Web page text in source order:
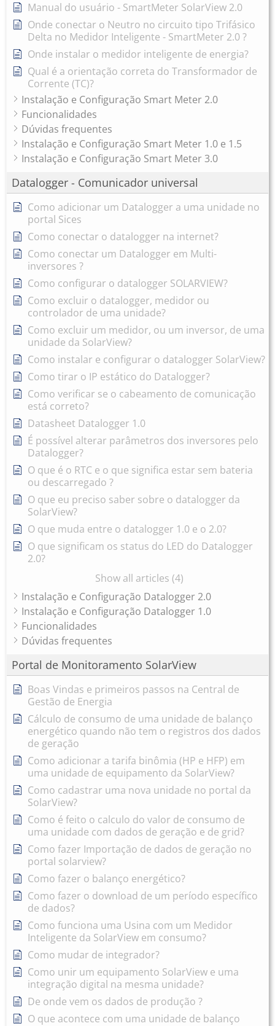
Manual do usuário - SmartMeter SolarView 2.0
Onde conectar o Neutro no circuito tipo Trifásico
Delta no Medidor Inteligente - SmartMeter 2.0 ?
Onde instalar o medidor inteligente de energia?
Qual é a orientação correta do Transformador de
Corrente (TC)?
Instalação e Configuração Smart Meter 2.0
Funcionalidades
Dúvidas frequentes
Instalação e Configuração Smart Meter 1.0 e 1.5
Instalação e Configuração Smart Meter 3.0
Datalogger - Comunicador universal
Como adicionar um Datalogger a uma unidade no
portal Sices
Como conectar o datalogger na internet?
Como conectar um Datalogger em Multi-
inversores ?
Como configurar o datalogger SOLARVIEW?
Como excluir o datalogger, medidor ou
controlador de uma unidade?
Como excluir um medidor, ou um inversor, de uma
unidade da SolarView?
Como instalar e configurar o datalogger SolarView?
Como tirar o IP estático do Datalogger?
Como verificar se o cabeamento de comunicação
está correto?
Datasheet Datalogger 1.0
É possível alterar parâmetros dos inversores pelo
Datalogger?
O que é o RTC e o que significa estar sem bateria
ou descarregado ?
O que eu preciso saber sobre o datalogger da
SolarView?
O que muda entre o datalogger 1.0 e o 2.0?
O que significam os status do LED do Datalogger
2.0?
Show all articles (4)
Instalação e Configuração Datalogger 2.0
Instalação e Configuração Datalogger 1.0
Funcionalidades
Dúvidas frequentes
Portal de Monitoramento SolarView
Boas Vindas e primeiros passos na Central de
Gestão de Energia
Cálculo de consumo de uma unidade de balanço
energético quando não tem o registros dos dados
de geração
Como adicionar a tarifa binômia (HP e HFP) em
uma unidade de equipamento da SolarView?
Como cadastrar uma nova unidade no portal da
SolarView?
Como é feito o calculo do valor de consumo de
uma unidade com dados de geração e de grid?
Como fazer Importação de dados de geração no
portal solarview?
Como fazer o balanço energético?
Como fazer o download de um período específico
de dados?
Como funciona uma Usina com um Medidor
Inteligente da SolarView em consumo?
Como mudar de integrador?
Como unir um equipamento SolarView e uma
integração digital na mesma unidade?
De onde vem os dados de produção ?
O que acontece com uma unidade de balanço